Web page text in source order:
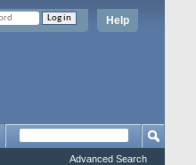
Help
Advanced Search